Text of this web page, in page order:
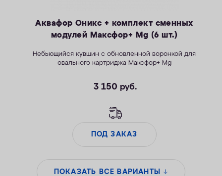
Аквафор Оникс + комплект сменных
модулей Максфор+ Mg (6 шт.)
Небьющийся кувшин с обновленной воронкой для
овального картриджа Максфор+ Mg
3 150 руб.
ПОД ЗАКАЗ
ПОКАЗАТЬ ВСЕ ВАРИАНТЫ